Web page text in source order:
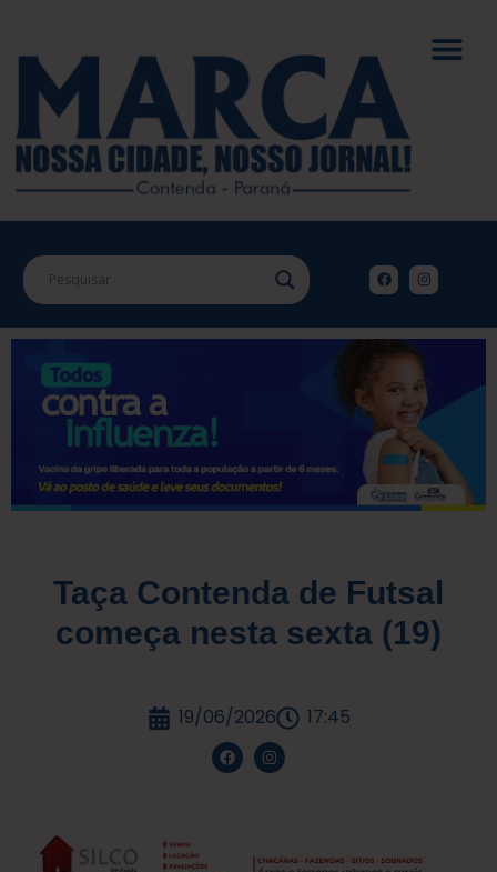
Taça Contenda de Futsal
começa nesta sexta (19)
19/06/2026 17:45